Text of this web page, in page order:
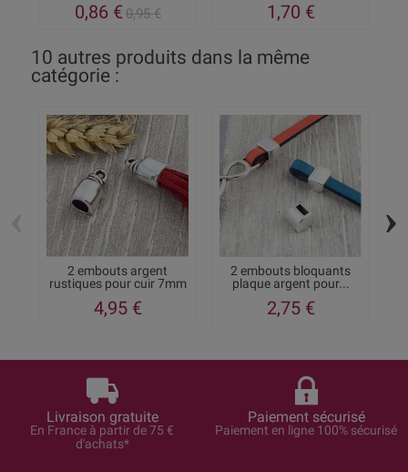
0,86 €0,95 € 1,70 €
10 autres produits dans la même
catégorie :
2 embouts argent
rustiques pour cuir 7mm
4,95 €
2 embouts bloquants
plaque argent pour...
2,75 €
›
Livraison gratuite
En France à partir de 75 €
d'achats*
Paiement sécurisé
Paiement en ligne 100% sécurisé